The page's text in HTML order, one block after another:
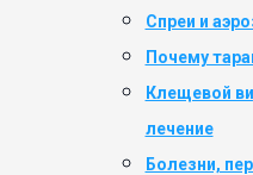
Спреи и
Почему
Клещевой
лечение
Болезни,